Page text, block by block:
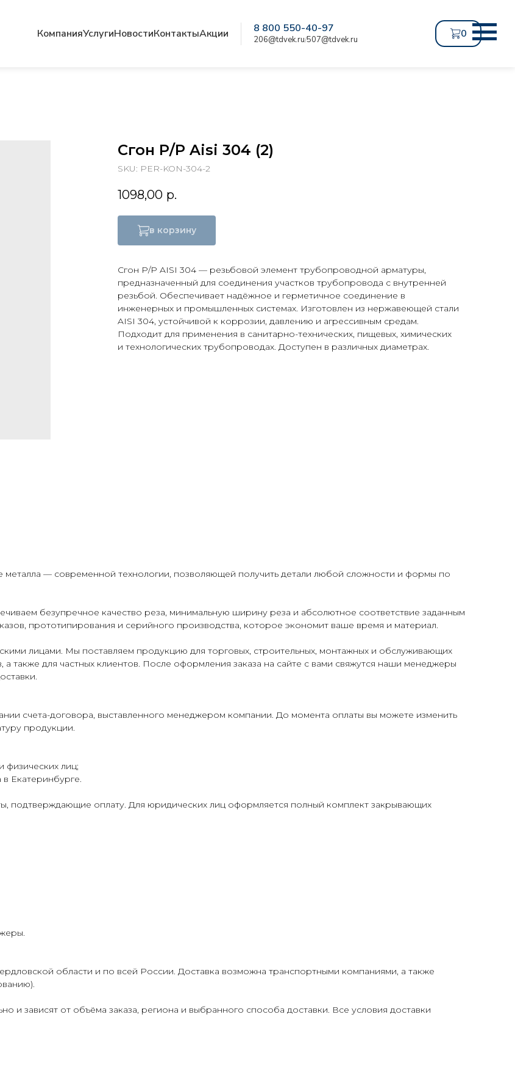
КомпанияУслугиНовостиКонтактыАкции 8 800 550-40-97
206@tdvek.ru/507@tdvek.ru 0
Cгон Р/Р Aisi 304 (2)
SKU: PER-KON-304-2
1098,00 р.
в корзину
Сгон Р/Р AISI 304 — резьбовой элемент трубопроводной арматуры,
предназначенный для соединения участков трубопровода с внутренней
резьбой. Обеспечивает надёжное и герметичное соединение в
инженерных и промышленных системах. Изготовлен из нержавеющей стали
AISI 304, устойчивой к коррозии, давлению и агрессивным средам.
Подходит для применения в санитарно-технических, пищевых, химических
и технологических трубопроводах. Доступен в различных диаметрах.
металла — современной технологии, позволяющей получить детали любой сложности и формы по
безупречное качество реза, минимальную ширину реза и абсолютное соответствие заданным
прототипирования и серийного производства, которое экономит ваше время и материал.
лицами. Мы поставляем продукцию для торговых, строительных, монтажных и обслуживающих
также для частных клиентов. После оформления заказа на сайте с вами свяжутся наши менеджеры
счета-договора, выставленного менеджером компании. До момента оплаты вы можете изменить
продукции.
физических лиц;
Екатеринбурге.
подтверждающие оплату. Для юридических лиц оформляется полный комплект закрывающих
области и по всей России. Доставка возможна транспортными компаниями, а также
и зависят от объёма заказа, региона и выбранного способа доставки. Все условия доставки